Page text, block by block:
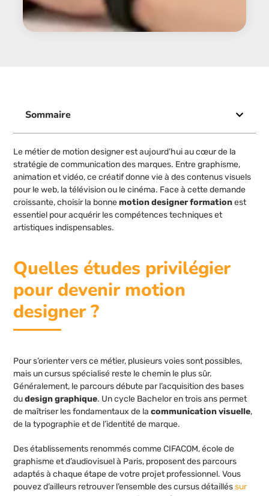
Sommaire
Le métier de motion designer est aujourd’hui au cœur de la
stratégie de communication des marques. Entre graphisme,
animation et vidéo, ce créatif donne vie à des contenus visuels
pour le web, la télévision ou le cinéma. Face à cette demande
croissante, choisir la bonnemotion designer formationest
essentiel pour acquérir les compétences techniques et
artistiques indispensables.
Quelles études privilégier
pour devenir motion
designer ?
Pour s’orienter vers ce métier, plusieurs voies sont possibles,
mais un cursus spécialisé reste le chemin le plus sûr.
Généralement, le parcours débute par l’acquisition des bases
dudesign graphique. Un cycle Bachelor en trois ans permet
de maîtriser les fondamentaux de lacommunication visuelle,
de la typographie et de l’identité de marque.
Des établissements renommés comme CIFACOM, école de
graphisme et d’audiovisuel à Paris, proposent des parcours
adaptés à chaque étape de votre projet professionnel. Vous
pouvez d’ailleurs retrouver l’ensemble des cursus détailléssur